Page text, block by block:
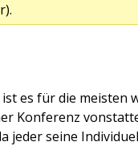
es für die meisten
Konferenz
jeder seine